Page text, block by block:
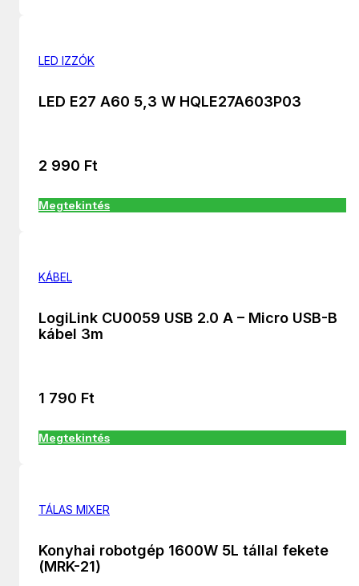
LED IZZÓK
LED E27 A60 5,3 W HQLE27A603P03
2 990 Ft
Megtekintés
KÁBEL
LogiLink CU0059 USB 2.0 A – Micro USB-B
kábel 3m
1 790 Ft
Megtekintés
TÁLAS MIXER
Konyhai robotgép 1600W 5L tállal fekete
(MRK-21)